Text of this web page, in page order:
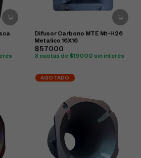
Difusor Carbono MTE Mt-H26
Metalico 16X16
$57000
3 cuotas de $19000 sin interés
AGOTADO